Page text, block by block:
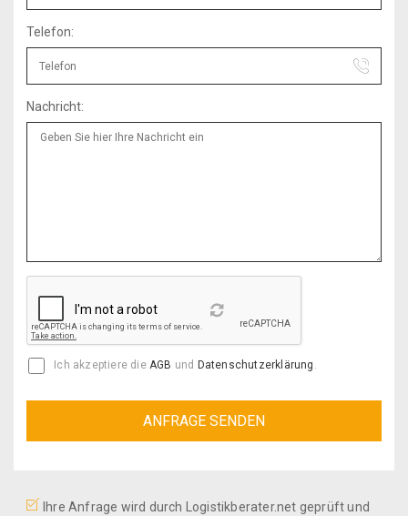
Telefon:
Nachricht:
Reload
Ich akzeptiere die AGB und Datenschutzerklärung .
Ihre Anfrage wird durch Logistikberater.net geprüft und